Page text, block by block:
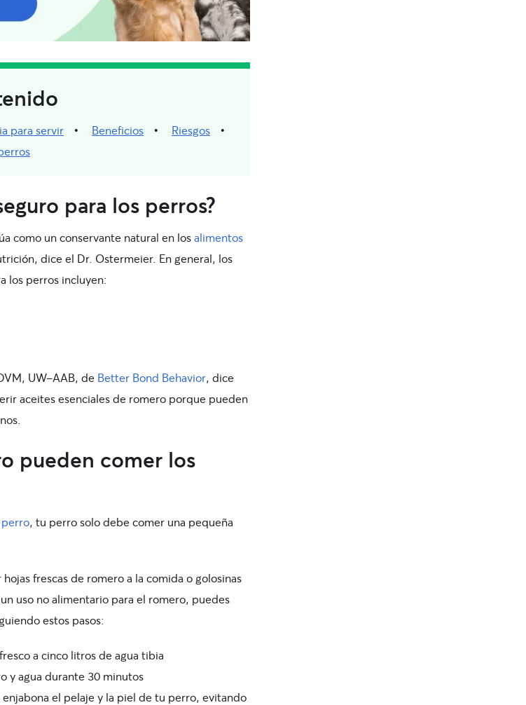
para servir Beneficios
Riesgos
para los perros?
como un conservante natural en losalimentos
dice el Dr. Ostermeier. En general, los
los perros incluyen:
UW-AAB, de Better Bond Behavior, dice
aceites esenciales de romero porque pueden
pueden comer los
perro, tu perro solo debe comer una pequeña
frescas de romero a la comida o golosinas
uso no alimentario para el romero, puedes
estos pasos:
a cinco litros de agua tibia
y agua durante 30 minutos
el pelaje y la piel de tu perro, evitando